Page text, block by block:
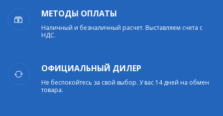
МЕТОДЫ ОПЛАТЫ
Наличный и безналичный расчет. Выставляем счета с
НДС.
ОФИЦИАЛЬНЫЙ ДИЛЕР
Не беспокойтесь за свой выбор. У вас 14 дней на обмен
товара.